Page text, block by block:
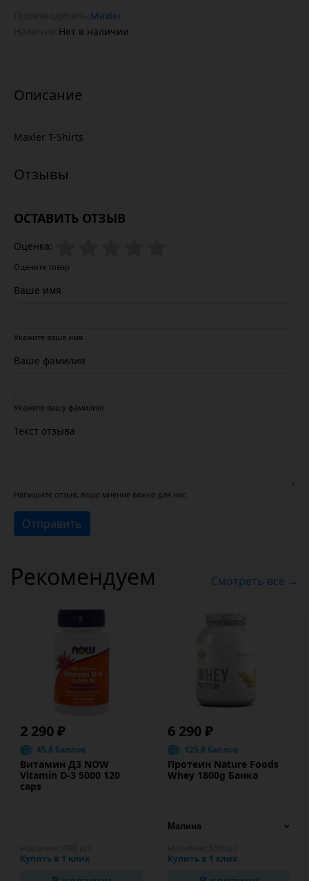
Maxler
Нет в наличии
Maxler T-Shirts
ОСТАВИТЬ ОТЗЫВ
Оценка:
Оцените товар
Ваше имя
Укажите ваше имя
Ваше фамилия
Укажите вашу фамилию
Текст отзыва
Напишите отзыв, ваше мнение важно для нас.
Отправить
Рекомендуем Смотреть все →
2 290 ₽
45.8 баллов
Витамин Д3 NOW
Vitamin D-3 5000 120
caps
Купить в 1 клик
6 290 ₽
125.8 баллов
Протеин Nature Foods
Whey 1800g Банка
Купить в 1 клик